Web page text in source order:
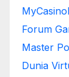
Forum
Master
Dunia